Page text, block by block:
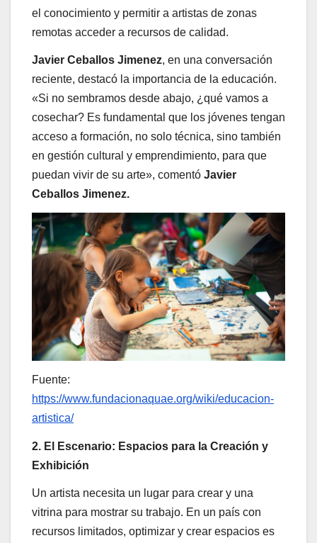
el conocimiento y permitir a artistas de zonas
remotas acceder a recursos de calidad.
Javier Ceballos Jimenez, en una conversación
reciente, destacó la importancia de la educación.
«Si no sembramos desde abajo, ¿qué vamos a
cosechar? Es fundamental que los jóvenes tengan
acceso a formación, no solo técnica, sino también
en gestión cultural y emprendimiento, para que
puedan vivir de su arte», comentó Javier
Ceballos Jimenez.
Fuente:
https://www.fundacionaquae.org/wiki/educacion-
artistica/
2. El Escenario: Espacios para la Creación y
Exhibición
Un artista necesita un lugar para crear y una
vitrina para mostrar su trabajo. En un país con
recursos limitados, optimizar y crear espacios es